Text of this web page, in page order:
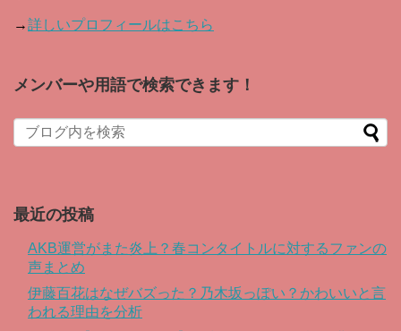
→詳しいプロフィールはこちら
メンバーや用語で検索できます！
最近の投稿
AKB運営がまた炎上？春コンタイトルに対するファンの
声まとめ
伊藤百花はなぜバズった？乃木坂っぽい？かわいいと言
われる理由を分析